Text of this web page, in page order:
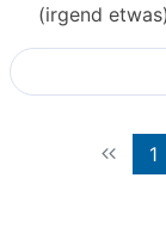
(irgend
1